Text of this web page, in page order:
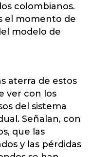
colombianos.
el momento de
modelo de
aterra de estos
ver con los
del sistema
Señalan, con
que las
y las pérdidas